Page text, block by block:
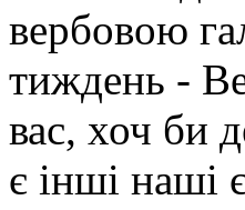
вербовою
тиждень -
вас, хоч би
є інші наші